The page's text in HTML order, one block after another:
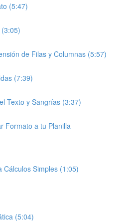
(5:47)
de Filas y Columnas (5:57)
(7:39)
Texto y Sangrías (3:37)
Formato a tu Planilla
Cálculos Simples (1:05)
(5:04)